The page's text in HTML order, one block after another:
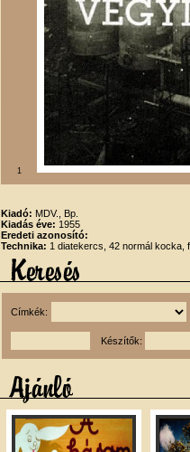
1
Kiadó: MDV., Bp.
Kiadás éve: 1955
Eredeti azonosító:
Technika: 1 diatekercs, 42 normál kocka,
Címkék:
Készítők: